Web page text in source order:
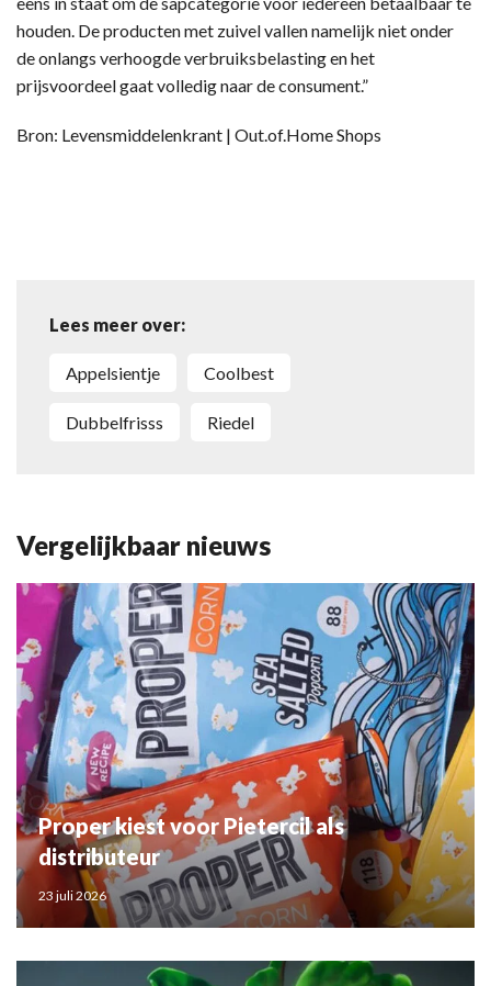
houden. De producten met zuivel vallen namelijk niet onder
de onlangs verhoogde verbruiksbelasting en het
prijsvoordeel gaat volledig naar de consument.”
Bron: Levensmiddelenkrant | Out.of.Home Shops
Lees meer over:
Appelsientje Coolbest
Dubbelfrisss Riedel
Vergelijkbaar nieuws
Proper kiest voor Pietercil als
distributeur
23 juli 2026